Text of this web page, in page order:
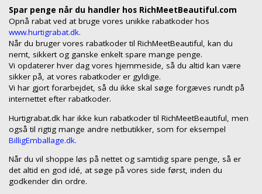
Spar penge når du handler hos RichMeetBeautiful.com
Opnå rabat ved at bruge vores unikke rabatkoder hos
www.hurtigrabat.dk.
Når du bruger vores rabatkoder til RichMeetBeautiful, kan du
nemt, sikkert og ganske enkelt spare mange penge.
Vi opdaterer hver dag vores hjemmeside, så du altid kan være
sikker på, at vores rabatkoder er gyldige.
Vi har gjort forarbejdet, så du ikke skal søge forgæves rundt på
internettet efter rabatkoder.
Hurtigrabat.dk har ikke kun rabatkoder til RichMeetBeautiful, men
også til rigtig mange andre netbutikker, som for eksempel
BilligEmballage.dk.
Når du vil shoppe løs på nettet og samtidig spare penge, så er
det altid en god idé, at søge på vores side først, inden du
godkender din ordre.